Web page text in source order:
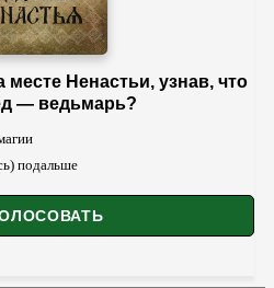
Ненастьи, узнав, что
— ведьмарь?
подальше